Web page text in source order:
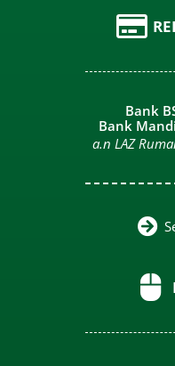
Bank
Bank
a.n LAZ